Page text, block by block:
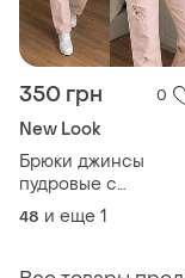
350 грн 0
New Look
Брюки джинсы
пудровые с
потертостями
48 и еще 1